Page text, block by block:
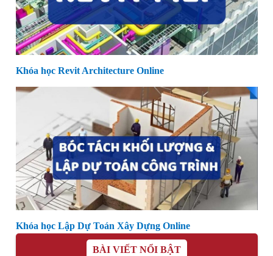
Khóa học Revit Architecture Online
Khóa học Lập Dự Toán Xây Dựng Online
BÀI VIẾT NỔI BẬT